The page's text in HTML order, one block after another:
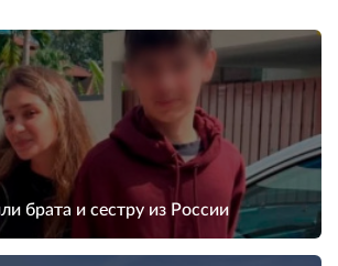
брата и сестру из России